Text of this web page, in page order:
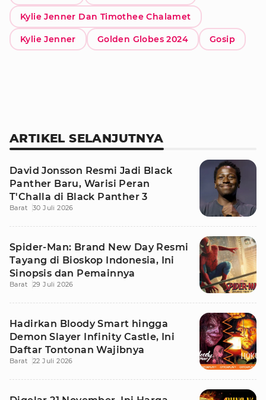
Kylie Jenner Dan Timothee Chalamet
Kylie Jenner Golden Globes 2024 Gosip
ARTIKEL SELANJUTNYA
David Jonsson Resmi Jadi Black
Panther Baru, Warisi Peran
T'Challa di Black Panther 3
Barat 30 Juli 2026
Spider-Man: Brand New Day Resmi
Tayang di Bioskop Indonesia, Ini
Sinopsis dan Pemainnya
Barat 29 Juli 2026
Hadirkan Bloody Smart hingga
Demon Slayer Infinity Castle, Ini
Daftar Tontonan Wajibnya
Barat 22 Juli 2026